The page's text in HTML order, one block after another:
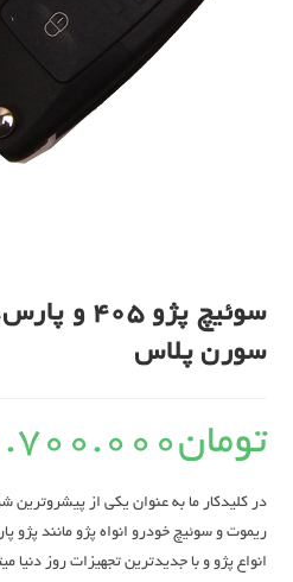
سوئیچ پژو
سورن پلاس
تومان
در کلیدکار ما به عنوان یکی از پیشروترین
انواع پژو و با جدیدترین تجهیزات روز